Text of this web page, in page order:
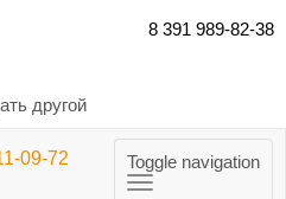
8 391 989-82-38
другой
Toggle navigation
09-72